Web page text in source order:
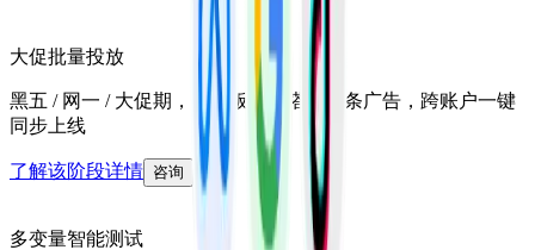
大促批量投放
黑五 / 网一 / 大促期，用模板快速搭建千条广告，跨账户一键
同步上线
了解该阶段详情 咨询
多变量智能测试